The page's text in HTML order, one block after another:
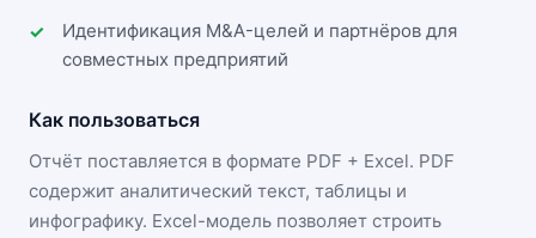
Идентификация M&A-целей и партнёров для
совместных предприятий
Как пользоваться
Отчёт поставляется в формате PDF + Excel. PDF
содержит аналитический текст, таблицы и
инфографику. Excel-модель позволяет строить